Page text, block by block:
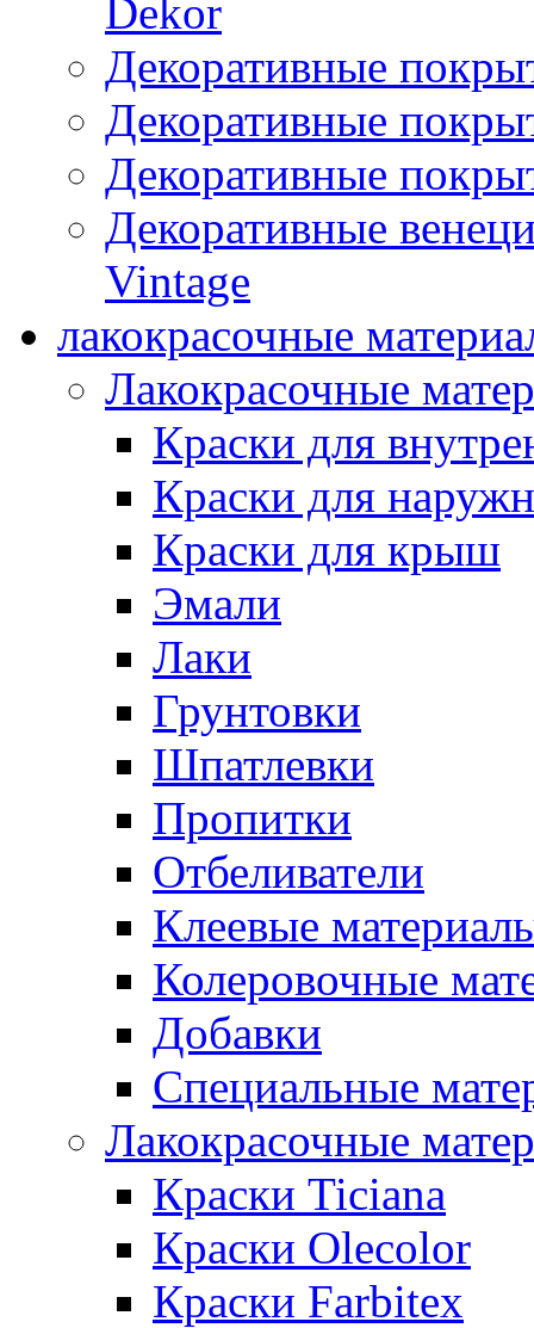
Dekor
Декоративные
Декоративные
Декоративные
Декоративные
Vintage
лакокрасочные
Лакокрасочные
Краски для
Краски для
Краски для крыш
Эмали
Лаки
Грунтовки
Шпатлевки
Пропитки
Отбеливатели
Клеевые
Колеровочные
Добавки
Специальные
Лакокрасочные
Краски Ticiana
Краски Olecolor
Краски Farbitex